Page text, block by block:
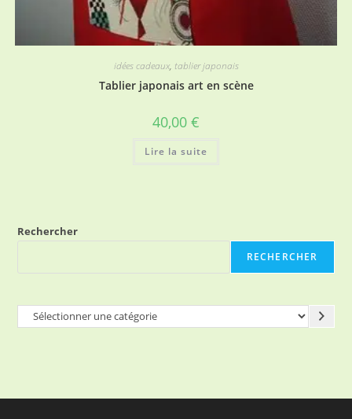
idées cadeaux, tablier japonais
Tablier japonais art en scène
40,00 €
Lire la suite
Rechercher
RECHERCHER
Sélectionner